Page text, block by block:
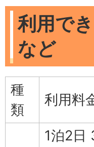
利用で
など
種
類
利用料
1泊2日